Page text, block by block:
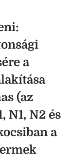
a
(az
N1, N2 és
a